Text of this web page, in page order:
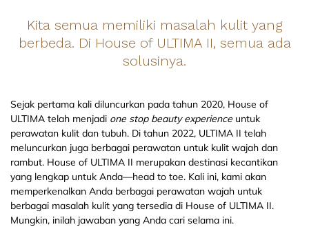
Kita semua memiliki masalah kulit yang
berbeda. Di House of ULTIMA II, semua ada
solusinya.
Sejak pertama kali diluncurkan pada tahun 2020, House of
ULTIMA telah menjadi one stop beauty experience untuk
perawatan kulit dan tubuh. Di tahun 2022, ULTIMA II telah
meluncurkan juga berbagai perawatan untuk kulit wajah dan
rambut. House of ULTIMA II merupakan destinasi kecantikan
yang lengkap untuk Anda—head to toe. Kali ini, kami akan
memperkenalkan Anda berbagai perawatan wajah untuk
berbagai masalah kulit yang tersedia di House of ULTIMA II.
Mungkin, inilah jawaban yang Anda cari selama ini.